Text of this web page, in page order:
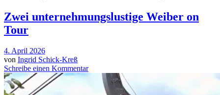
Zwei unternehmungslustige Weiber on
Tour
4. April 2026
von Ingrid Schick-Kreß
Schreibe einen Kommentar